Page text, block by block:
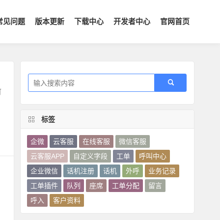
见问题 版本更新 下载中心 开发者中心 官网首页
标签
企微 云客服 在线客服
微信客服
云客服APP
自定义字段 工单
呼叫中心
企业微信
话机注册 话机 外呼
业务记录
工单插件
队列 座席 工单分配
留言
呼入
客户资料